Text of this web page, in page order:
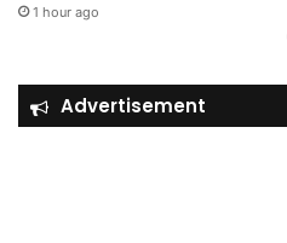
1 hour ago
Advertisement